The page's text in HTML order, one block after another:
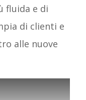
fluida e di
di clienti e
alle nuove